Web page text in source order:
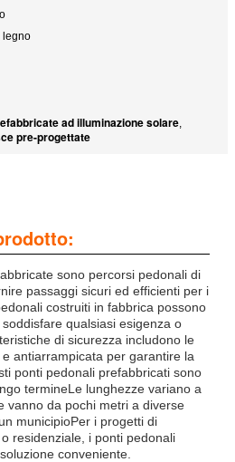
legno
ad illuminazione solare,
pre-progettate
sono percorsi pedonali di
passaggi sicuri ed efficienti per i
costruiti in fabbrica possono
qualsiasi esigenza o
di sicurezza includono le
antiarrampicata per garantire la
ponti pedonali prefabbricati sono
termineLe lunghezze variano a
vanno da pochi metri a diverse
municipioPer i progetti di
residenziale, i ponti pedonali
conveniente.